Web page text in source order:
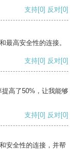
支持[0] 反对[0]
最高安全性的连接。
支持[0] 反对[0]
高了50%，让我能够
支持[0] 反对[0]
安全性的连接，并帮